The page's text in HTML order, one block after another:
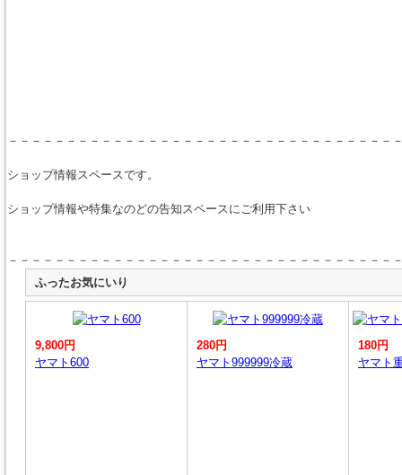
－－－－－－－－－－－－－－－－－－－－－－－－－－－－－－－－－
ショップ情報スペースです。
ショップ情報や特集なのどの告知スペースにご利用下さい
－－－－－－－－－－－－－－－－－－－－－－－－－－－－－－－－－
ふったお気にいり
9,800円
ヤマト600
280円
ヤマト999999冷蔵
180円
ヤマト